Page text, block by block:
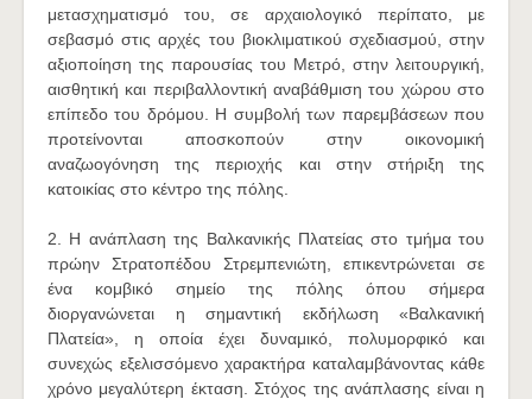
μετασχηματισμό του, σε αρχαιολογικό περίπατο, με
σεβασμό στις αρχές του βιοκλιματικού σχεδιασμού, στην
αξιοποίηση της παρουσίας του Μετρό, στην λειτουργική,
αισθητική και περιβαλλοντική αναβάθμιση του χώρου στο
επίπεδο του δρόμου. Η συμβολή των παρεμβάσεων που
προτείνονται αποσκοπούν στην οικονομική
αναζωογόνηση της περιοχής και στην στήριξη της
κατοικίας στο κέντρο της πόλης.
2. Η ανάπλαση της Βαλκανικής Πλατείας στο τμήμα του
πρώην Στρατοπέδου Στρεμπενιώτη, επικεντρώνεται σε
ένα κομβικό σημείο της πόλης όπου σήμερα
διοργανώνεται η σημαντική εκδήλωση «Βαλκανική
Πλατεία», η οποία έχει δυναμικό, πολυμορφικό και
συνεχώς εξελισσόμενο χαρακτήρα καταλαμβάνοντας κάθε
χρόνο μεγαλύτερη έκταση. Στόχος της ανάπλασης είναι η